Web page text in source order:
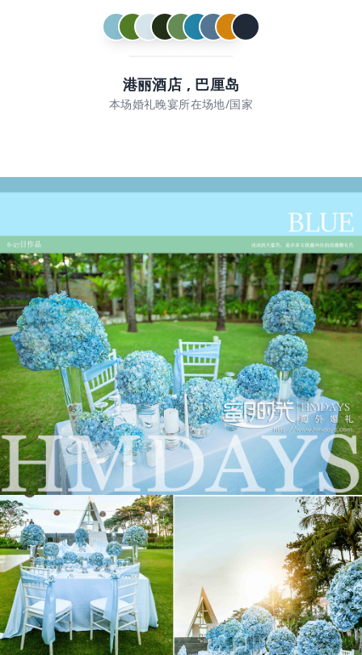
港丽酒店 , 巴厘岛
本场婚礼晚宴所在场地/国家